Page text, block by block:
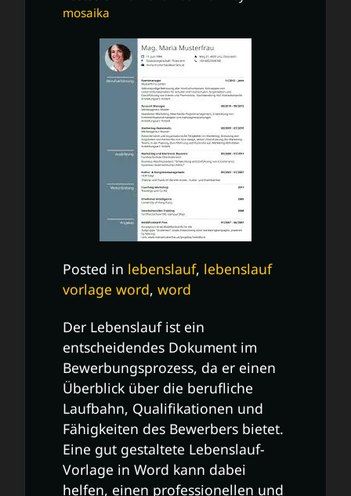
mosaika
Posted in lebenslauf, lebenslauf
vorlage word, word
Der Lebenslauf ist ein
entscheidendes Dokument im
Bewerbungsprozess, da er einen
Überblick über die berufliche
Laufbahn, Qualifikationen und
Fähigkeiten des Bewerbers bietet.
Eine gut gestaltete Lebenslauf-
Vorlage in Word kann dabei
helfen, einen professionellen und